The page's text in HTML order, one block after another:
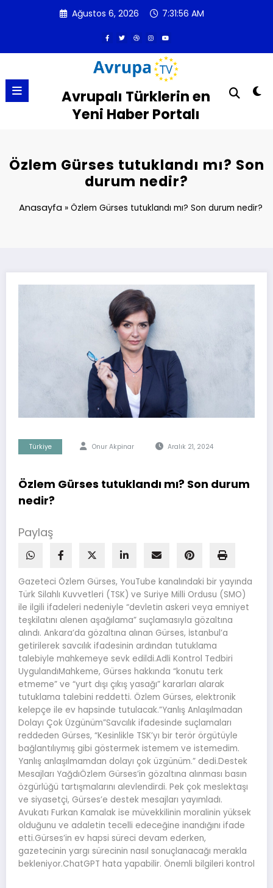
Ağustos 6, 2026 7:31:57 AM
Avrupalı Türklerin en
Yeni Haber Portalı
Özlem Gürses tutuklandı mı? Son
durum nedir?
Anasayfa» Özlem Gürses tutuklandı mı? Son durum nedir?
Türkiye Onur Akpinar Aralık 21, 2024
Özlem Gürses tutuklandı mı? Son durum
nedir?
Paylaş
Gazeteci Özlem Gürses, YouTube kanalındaki bir yayında
Türk Silahlı Kuvvetleri (TSK) ve Suriye Milli Ordusu (SMO)
ile ilgili ifadeleri nedeniyle “devletin askeri veya emniyet
teşkilatını alenen aşağılama” suçlamasıyla gözaltına
alındı. Ankara’da gözaltına alınan Gürses, İstanbul’a
getirilerek savcılık ifadesinin ardından tutuklama
talebiyle mahkemeye sevk edildi.Adli Kontrol Tedbiri
UygulandıMahkeme, Gürses hakkında “konutu terk
etmeme” ve “yurt dışı çıkış yasağı” kararları alarak
tutuklama talebini reddetti. Özlem Gürses, elektronik
kelepçe ile ev hapsinde tutulacak.”Yanlış Anlaşılmadan
Dolayı Çok Üzgünüm”Savcılık ifadesinde suçlamaları
reddeden Gürses, “Kesinlikle TSK’yı bir terör örgütüyle
bağlantılıymış gibi göstermek istemem ve istemedim.
Yanlış anlaşılmamdan dolayı çok üzgünüm.” dedi.Destek
Mesajları YağdıÖzlem Gürses’in gözaltına alınması basın
özgürlüğü tartışmalarını alevlendirdi. Pek çok meslektaşı
ve siyasetçi, Gürses’e destek mesajları yayımladı.
Avukatı Furkan Kamalak ise müvekkilinin moralinin yüksek
olduğunu ve adaletin tecelli edeceğine inandığını ifade
etti.Gürses’in ev hapsi süreci devam ederken,
gazetecinin yargı sürecinin nasıl sonuçlanacağı merakla
bekleniyor.ChatGPT hata yapabilir. Önemli bilgileri kontrol